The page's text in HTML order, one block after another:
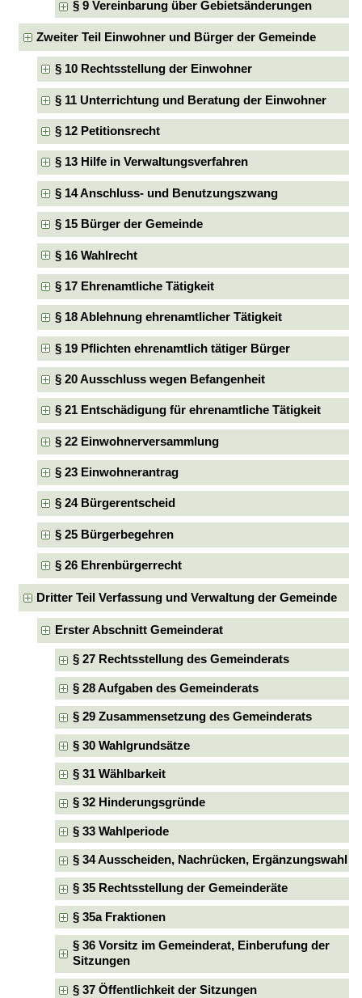
§ 9 Vereinbarung über Gebietsänderungen
Zweiter Teil Einwohner und Bürger der Gemeinde
§ 10 Rechtsstellung der Einwohner
§ 11 Unterrichtung und Beratung der Einwohner
§ 12 Petitionsrecht
§ 13 Hilfe in Verwaltungsverfahren
§ 14 Anschluss- und Benutzungszwang
§ 15 Bürger der Gemeinde
§ 16 Wahlrecht
§ 17 Ehrenamtliche Tätigkeit
§ 18 Ablehnung ehrenamtlicher Tätigkeit
§ 19 Pflichten ehrenamtlich tätiger Bürger
§ 20 Ausschluss wegen Befangenheit
§ 21 Entschädigung für ehrenamtliche Tätigkeit
§ 22 Einwohnerversammlung
§ 23 Einwohnerantrag
§ 24 Bürgerentscheid
§ 25 Bürgerbegehren
§ 26 Ehrenbürgerrecht
Dritter Teil Verfassung und Verwaltung der Gemeinde
Erster Abschnitt Gemeinderat
§ 27 Rechtsstellung des Gemeinderats
§ 28 Aufgaben des Gemeinderats
§ 29 Zusammensetzung des Gemeinderats
§ 30 Wahlgrundsätze
§ 31 Wählbarkeit
§ 32 Hinderungsgründe
§ 33 Wahlperiode
§ 34 Ausscheiden, Nachrücken, Ergänzungswahl
§ 35 Rechtsstellung der Gemeinderäte
§ 35a Fraktionen
§ 36 Vorsitz im Gemeinderat, Einberufung der
Sitzungen
§ 37 Öffentlichkeit der Sitzungen